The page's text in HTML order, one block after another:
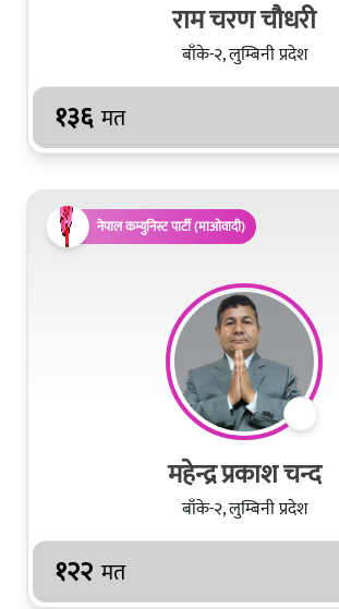
राम चरण चौधरी
बाँके-२, लुम्बिनी प्रदेश
१३६ मत
नेपाल कम्युनिस्ट पार्टी (माओवादी)
महेन्द्र प्रकाश चन्द
बाँके-२, लुम्बिनी प्रदेश
१२२ मत